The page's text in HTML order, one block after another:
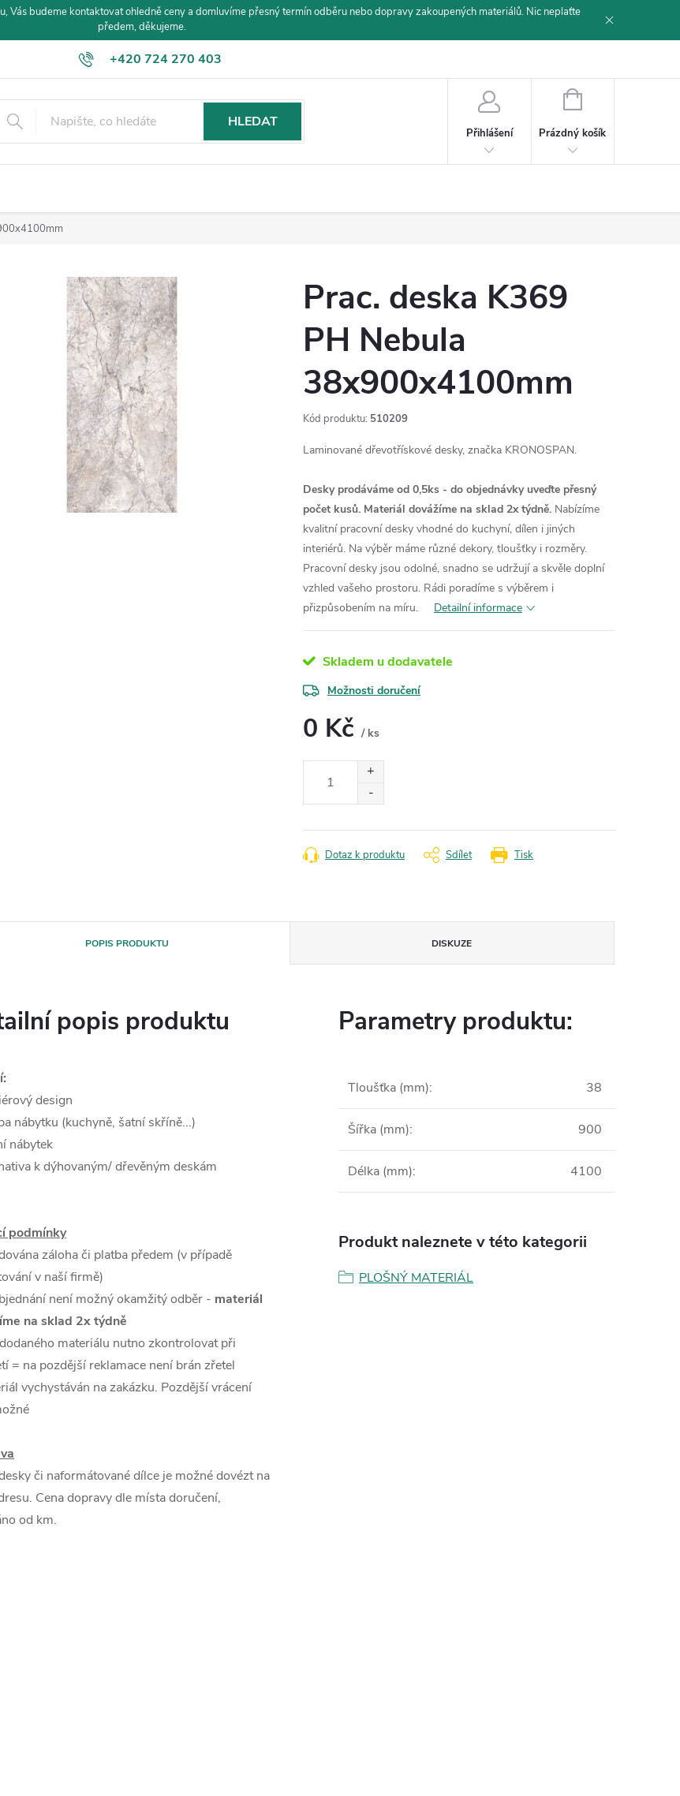
Vás budeme kontaktovat ohledně ceny a domluvíme přesný termín odběru nebo dopravy zakoupených materiálů. Nic neplaťte
předem, děkujeme.
+420 724 270 403
A PLATBA
HLEDAT
Přihlášení
NÁKUPNÍ
Prázdný košík
Prac. deska K369
PH Nebula
38x900x4100mm
Kód produktu: 510209
Laminované dřevotřískové desky, značka KRONOSPAN.
Desky prodáváme od 0,5ks - do objednávky uveďte přesný
počet kusů. Materiál dovážíme na sklad 2x týdně. Nabízíme
kvalitní pracovní desky vhodné do kuchyní, dílen i jiných
interiérů. Na výběr máme různé dekory, tloušťky i rozměry.
Pracovní desky jsou odolné, snadno se udržují a skvěle doplní
vzhled vašeho prostoru. Rádi poradíme s výběrem i
přizpůsobením na míru.
Detailní informace
Skladem u dodavatele
Možnosti doručení
0 Kč / ks
Tisk
Dotaz k produktu Sdílet
POPIS PRODUKTU DISKUZE
popis produktu
design
nábytku (kuchyně, šatní skříně...)
nábytek
k dýhovaným/ dřevěným deskám
podmínky
záloha či platba předem (v případě
v naší firmě)
není možný okamžitý odběr - materiál
na sklad 2x týdně
materiálu nutno zkontrolovat při
= na pozdější reklamace není brán zřetel
vychystáván na zakázku. Pozdější vrácení
či naformátované dílce je možné dovézt na
Cena dopravy dle místa doručení,
od km.
Parametry produktu:
Tloušťka (mm): 38
Šířka (mm): 900
Délka (mm): 4100
Produkt naleznete v této kategorii
PLOŠNÝ MATERIÁL